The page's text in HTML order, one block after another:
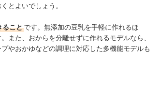
とよいでしょう。
ることです。無添加の豆乳を手軽に作れるほ
また、おからを分離せずに作れるモデルなら、
やおかゆなどの調理に対応した多機能モデルも